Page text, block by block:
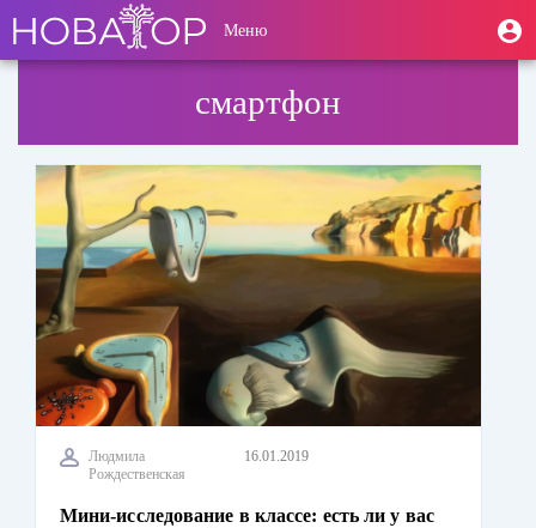
основному
User
account
Меню
смартфон
Людмила
Рождественская
16.01.2019
Мини-исследование в классе: есть ли у вас